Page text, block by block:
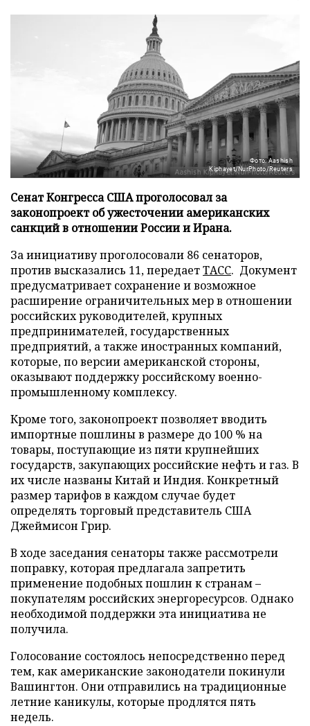
Фото: Aashish
Kiphayet/NurPhoto/Reuters
Сенат Конгресса США проголосовал за
законопроект об ужесточении американских
санкций в отношении России и Ирана.
За инициативу проголосовали 86 сенаторов,
против высказались 11, передаетТАСС. Документ
предусматривает сохранение и возможное
расширение ограничительных мер в отношении
российских руководителей, крупных
предпринимателей, государственных
предприятий, а также иностранных компаний,
которые, по версии американской стороны,
оказывают поддержку российскому военно-
промышленному комплексу.
Кроме того, законопроект позволяет вводить
импортные пошлины в размере до 100 % на
товары, поступающие из пяти крупнейших
государств, закупающих российские нефть и газ. В
их числе названы Китай и Индия. Конкретный
размер тарифов в каждом случае будет
определять торговый представитель США
Джеймисон Грир.
В ходе заседания сенаторы также рассмотрели
поправку, которая предлагала запретить
применение подобных пошлин к странам –
покупателям российских энергоресурсов. Однако
необходимой поддержки эта инициатива не
получила.
Голосование состоялось непосредственно перед
тем, как американские законодатели покинули
Вашингтон. Они отправились на традиционные
летние каникулы, которые продлятся пять
недель.